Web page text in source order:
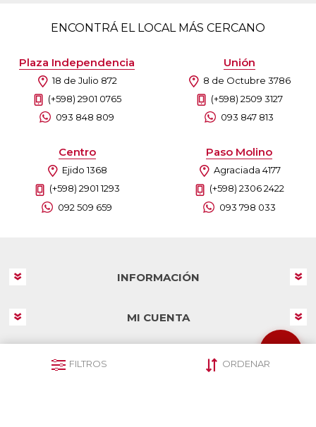
ENCONTRÁ EL LOCAL MÁS CERCANO
Plaza Independencia
18 de Julio 872
(+598) 2901 0765
093 848 809
Unión
8 de Octubre 3786
(+598) 2509 3127
093 847 813
Centro
Ejido 1368
(+598) 2901 1293
092 509 659
Paso Molino
Agraciada 4177
(+598) 2306 2422
093 798 033
INFORMACIÓN
MI CUENTA
SERVICIOS AL CLIENTE
FILTROS ORDENAR